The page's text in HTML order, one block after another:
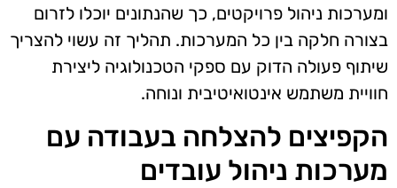
ומערכות ניהול פרויקטים, כך שהנתונים יוכלו לזרום
בצורה חלקה בין כל המערכות. תהליך זה עשוי להצריך
שיתוף פעולה הדוק עם ספקי הטכנולוגיה ליצירת
חוויית משתמש אינטואיטיבית ונוחה.
הקפיצים להצלחה בעבודה עם
מערכות ניהול עובדים